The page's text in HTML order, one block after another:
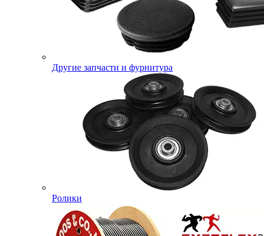
Другие запчасти и фурнитура
Ролики